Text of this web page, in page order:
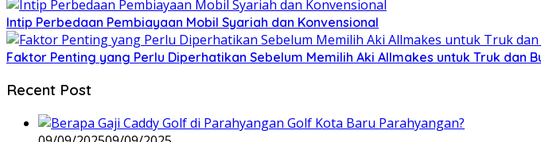
Intip Perbedaan Pembiayaan Mobil Syariah dan Konvensional
Faktor Penting yang Perlu Diperhatikan Sebelum Memilih Aki Allmakes untuk Truk dan
Recent Post